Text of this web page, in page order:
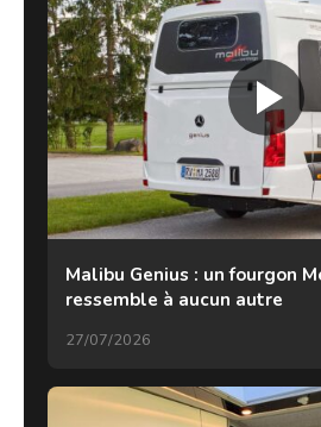
Malibu Genius : un fourgon
ressemble à aucun autre
27/07/2026